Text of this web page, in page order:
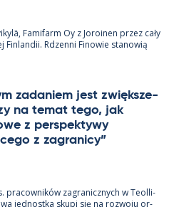
Fa­mi­farm Oy z Jo­roi­nen przez cały
Fin­lan­dii. Rdzenni Fi­nowie sta­nowią
za­da­niem jest zwiększe­
na te­mat tego, jak
z pers­pek­tywy
z za­gra­nicy”
pracow­ników za­gra­nicz­nych w Teol­li­
jed­nostka skupi się na rozwoju or­